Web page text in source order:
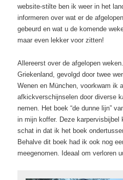
website-stilte ben ik weer in het
informeren over wat er de
gebeurd en wat u de komende
maar even lekker voor zitten!
Allereerst over de afgelopen
Griekenland, gevolgd door twee
Wenen en München, voorkwam ik
afkickverschijnselen door diverse
nemen. Het boek “de dunne lijn”
in mijn koffer. Deze karpervisbijbel
schat in dat ik het boek
Behalve dit boek had ik ook nog
meegenomen. Ideaal om verloren